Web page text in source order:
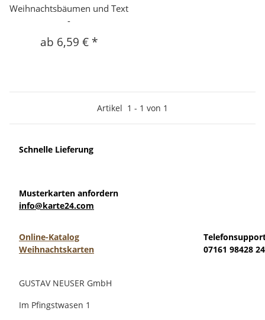
Weihnachtsbäumen und Text
-
ab 6,59 € *
Artikel 1 - 1 von 1
Schnelle Lieferung
Musterkarten anfordern
info@karte24.com
Online-Katalog
Weihnachtskarten
07161 98428 24
GUSTAV NEUSER GmbH
Im Pfingstwasen 1